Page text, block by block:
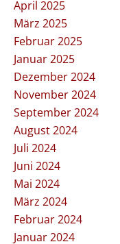
April 2025
März 2025
Februar 2025
Januar 2025
Dezember 2024
November 2024
September 2024
August 2024
Juli 2024
Juni 2024
Mai 2024
März 2024
Februar 2024
Januar 2024